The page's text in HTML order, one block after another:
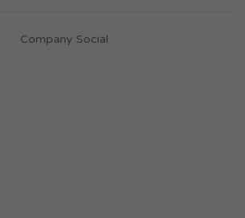
Company Social